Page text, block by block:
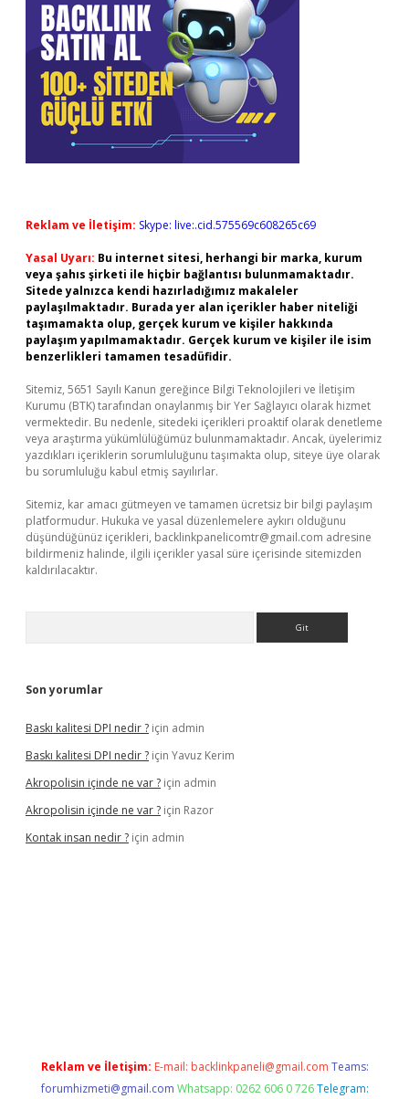
Reklam ve İletişim: Skype: live:.cid.575569c608265c69
Yasal Uyarı: Bu internet sitesi, herhangi bir marka, kurum
veya şahıs şirketi ile hiçbir bağlantısı bulunmamaktadır.
Sitede yalnızca kendi hazırladığımız makaleler
paylaşılmaktadır. Burada yer alan içerikler haber niteliği
taşımamakta olup, gerçek kurum ve kişiler hakkında
paylaşım yapılmamaktadır. Gerçek kurum ve kişiler ile isim
benzerlikleri tamamen tesadüfidir.
Sitemiz, 5651 Sayılı Kanun gereğince Bilgi Teknolojileri ve İletişim
Kurumu (BTK) tarafından onaylanmış bir Yer Sağlayıcı olarak hizmet
vermektedir. Bu nedenle, sitedeki içerikleri proaktif olarak denetleme
veya araştırma yükümlülüğümüz bulunmamaktadır. Ancak, üyelerimiz
yazdıkları içeriklerin sorumluluğunu taşımakta olup, siteye üye olarak
bu sorumluluğu kabul etmiş sayılırlar.
Sitemiz, kar amacı gütmeyen ve tamamen ücretsiz bir bilgi paylaşım
platformudur. Hukuka ve yasal düzenlemelere aykırı olduğunu
düşündüğünüz içerikleri, backlinkpanelicomtr@gmail.com adresine
bildirmeniz halinde, ilgili içerikler yasal süre içerisinde sitemizden
kaldırılacaktır.
Son yorumlar
Baskı kalitesi DPI nedir ? için admin
Baskı kalitesi DPI nedir ? için Yavuz Kerim
Akropolisin içinde ne var ? için admin
Akropolisin içinde ne var ? için Razor
Kontak insan nedir ? için admin
Reklam ve İletişim: E-mail: backlinkpaneli@gmail.com Teams:
forumhizmeti@gmail.com Whatsapp: 0262 606 0 726 Telegram: